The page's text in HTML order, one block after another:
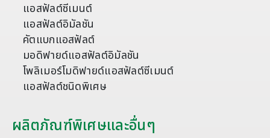
แอสฟัลต์ซีเมนต์
แอสฟัลต์อิมัลชัน
คัตแบกแอสฟัลต์
มอดิฟายด์แอสฟัลต์อิมัลชัน
โพลิเมอร์โมดิฟายด์แอสฟัลต์ซีเมนต์
แอสฟัลต์ชนิดพิเศษ
ผลิตภัณฑ์พิเศษและอื่นๆ